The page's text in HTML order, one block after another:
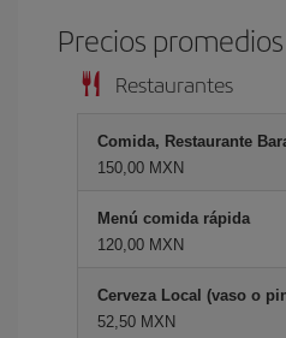
Precios
Restaurantes
Comida, Restaurante
150,00 MXN
Menú comida rápida
120,00 MXN
Cerveza Local (vaso o
52,50 MXN